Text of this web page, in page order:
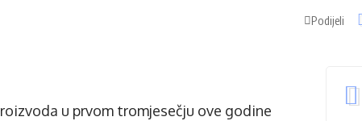
Podijeli
u prvom tromjesečju ove godine